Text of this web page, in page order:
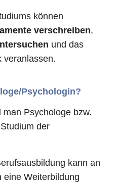
können
verschreiben,
und das
veranlassen.
Psychologin?
Psychologe bzw.
der
kann an
eine Weiterbildung